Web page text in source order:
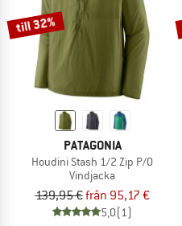
till 32%
PATAGONIA
Houdini Stash 1/2 Zip P/O
Vindjacka
139,95 €från 95,17 €
5,0(1)